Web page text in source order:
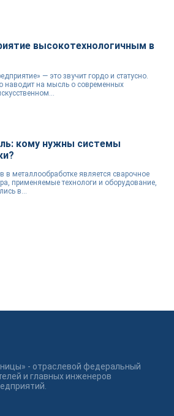
высокотехнологичным в
— это звучит гордо и статусно.
наводит на мысль о современных
кому нужны системы
в металлообработке является сварочное
применяемые технологи и оборудование,
в...
- отраслевой федеральный
и главных инженеров